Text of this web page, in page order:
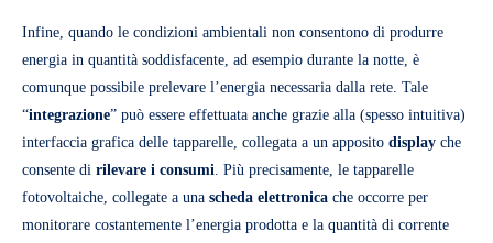
Infine, quando le condizioni ambientali non consentono di produrre
energia in quantità soddisfacente, ad esempio durante la notte, è
comunque possibile prelevare l’energia necessaria dalla rete. Tale
“integrazione” può essere effettuata anche grazie alla (spesso intuitiva)
interfaccia grafica delle tapparelle, collegata a un apposito display che
consente di rilevare i consumi. Più precisamente, le tapparelle
fotovoltaiche, collegate a una scheda elettronica che occorre per
monitorare costantemente l’energia prodotta e la quantità di corrente